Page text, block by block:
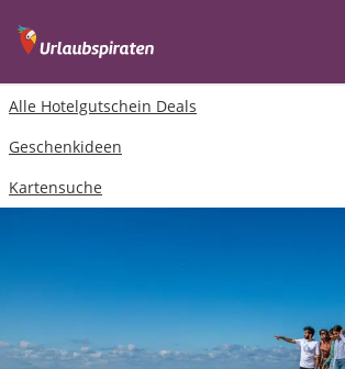
Alle Hotelgutschein Deals
Geschenkideen
Kartensuche